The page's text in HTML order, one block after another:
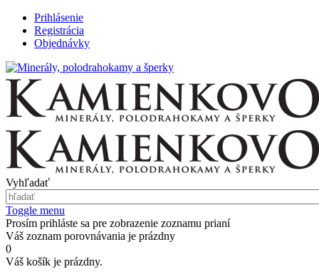
Prihlásenie
Registrácia
Objednávky
Vyhľadať
Toggle menu
Prosím prihláste sa pre zobrazenie zoznamu prianí
Váš zoznam porovnávania je prázdny
0
Váš košík je prázdny.